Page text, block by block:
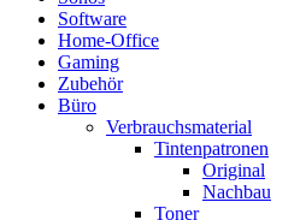
Software
Home-Office
Gaming
Zubehör
Büro
Verbrauchsmaterial
Tintenpatronen
Original
Nachbau
Toner